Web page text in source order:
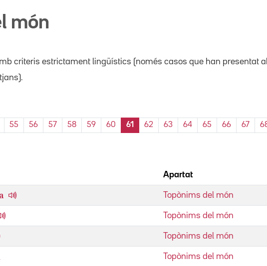
món
criteris estrictament lingüístics (només casos que han presentat
55 56 57 58 59 60 61 62 63 64 65 66 67
Apartat
Topònims del món
Topònims del món
Topònims del món
Topònims del món